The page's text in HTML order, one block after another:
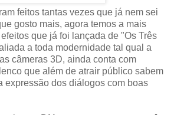
feitos tantas vezes que já nem sei
gosto mais, agora temos a mais
que já foi lançada de "Os Três
a toda modernidade tal qual a
câmeras 3D, ainda conta com
que além de atrair público sabem
expressão dos diálogos com boas